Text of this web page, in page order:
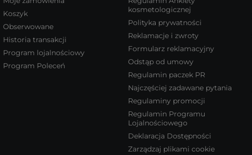
Koszyk
Obserwowane
Historia transakcji
Program lojalnościowy
Program Poleceń
kosmetologicznej
Polityka prywatności
Reklamacje i zwroty
Formularz reklamacyjny
Odstąp od umowy
Regulamin paczek PR
Najczęściej zadawane pytania
Regulaminy promocji
Regulamin Programu
Lojalnościowego
Deklaracja Dostępności
Zarządzaj plikami cookie